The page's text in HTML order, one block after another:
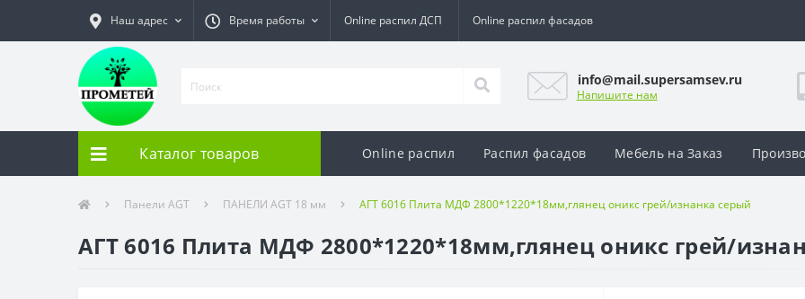
Наш адрес Время работы Online распил ДСП Online распил фасадов
info@mail.supersamsev.ru
Напишите нам
Каталог товаров Online распил Распил фасадов Мебель на Заказ
Панели AGT ПАНЕЛИ AGT 18 мм АГТ 6016 Плита МДФ 2800*1220*18мм,глянец оникс грей/изнанка серый
АГТ 6016 Плита МДФ 2800*1220*18мм,глянец оникс грей/